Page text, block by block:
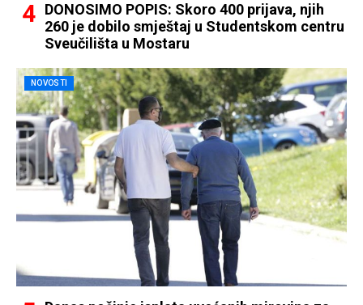
DONOSIMO POPIS: Skoro 400 prijava, njih
260 je dobilo smještaj u Studentskom centru
Sveučilišta u Mostaru
NOVOSTI